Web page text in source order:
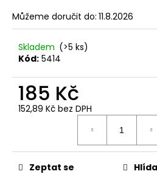
5
hvězdiček.
Můžeme doručit do: 11.8.2026
Skladem (>5 ks)
Kód: 5414
185 Kč
152,89 Kč bez DPH
Zeptat se
u
j
e
m
UV/LED
BONDING
279
Kč